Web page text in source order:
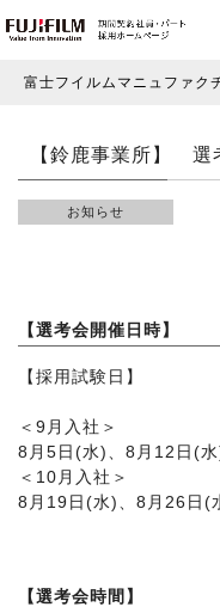
富士フイルムマニュファク
【鈴鹿事業所】 選
お知らせ
【選考会開催日時】
【採用試験日】
＜9月入社＞
8月5日(水)、8月12日(
＜10月入社＞
8月19日(水)、8月26日(
【選考会時間】